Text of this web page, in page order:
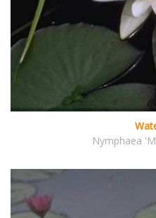
Nymphaea